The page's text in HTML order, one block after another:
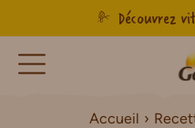
Découvrez
Accueil